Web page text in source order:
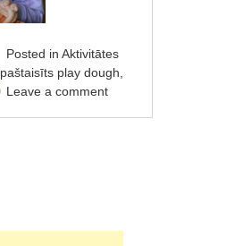
Posted inAktivitātes
paštaisīts play dough
Leave a comment